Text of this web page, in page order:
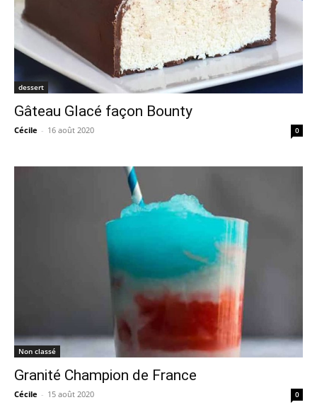
dessert
Gâteau Glacé façon Bounty
Cécile - 16 août 2020 0
Non classé
Granité Champion de France
Cécile - 15 août 2020 0